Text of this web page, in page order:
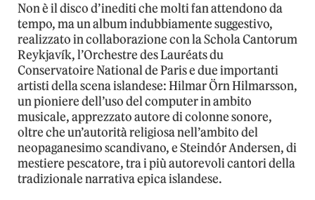
Non è il disco d’inediti che molti fan attendono da
tempo, ma un album indubbiamente suggestivo,
realizzato in collaborazione con la Schola Cantorum
Reykjavík, l’Orchestre des Lauréats du
Conservatoire National de Paris e due importanti
artisti della scena islandese: Hilmar Örn Hilmarsson,
un pioniere dell’uso del computer in ambito
musicale, apprezzato autore di colonne sonore,
oltre che un’autorità religiosa nell’ambito del
neopaganesimo scandivano, e Steindór Andersen, di
mestiere pescatore, tra i più autorevoli cantori della
tradizionale narrativa epica islandese.